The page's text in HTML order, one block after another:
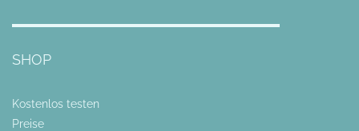
SHOP
Kostenlos testen
Preise